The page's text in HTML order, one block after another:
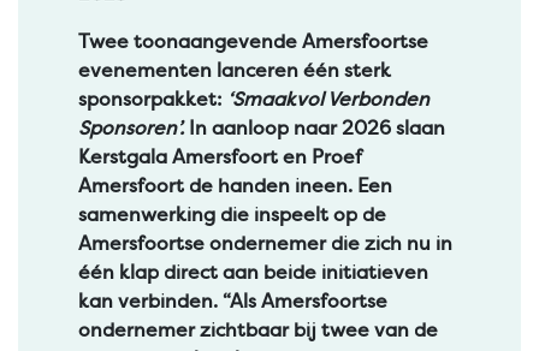
Twee toonaangevende Amersfoortse
evenementen lanceren één sterk
sponsorpakket: ‘Smaakvol Verbonden
Sponsoren’.In aanloop naar 2026 slaan
Kerstgala Amersfoort en Proef
Amersfoort de handen ineen. Een
samenwerking die inspeelt op de
Amersfoortse ondernemer die zich nu in
één klap direct aan beide initiatieven
kan verbinden. “Als Amersfoortse
ondernemer zichtbaar bij twee van de